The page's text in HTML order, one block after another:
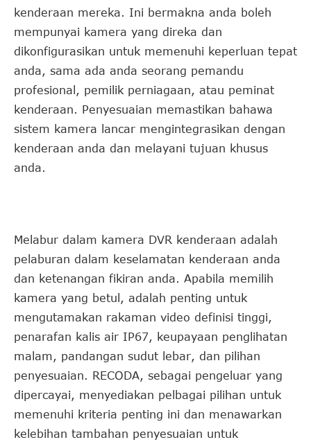
kenderaan mereka. Ini bermakna anda boleh
mempunyai kamera yang direka dan
dikonfigurasikan untuk memenuhi keperluan tepat
anda, sama ada anda seorang pemandu
profesional, pemilik perniagaan, atau peminat
kenderaan. Penyesuaian memastikan bahawa
sistem kamera lancar mengintegrasikan dengan
kenderaan anda dan melayani tujuan khusus
anda.
Melabur dalam kamera DVR kenderaan adalah
pelaburan dalam keselamatan kenderaan anda
dan ketenangan fikiran anda. Apabila memilih
kamera yang betul, adalah penting untuk
mengutamakan rakaman video definisi tinggi,
penarafan kalis air IP67, keupayaan penglihatan
malam, pandangan sudut lebar, dan pilihan
penyesuaian. RECODA, sebagai pengeluar yang
dipercayai, menyediakan pelbagai pilihan untuk
memenuhi kriteria penting ini dan menawarkan
kelebihan tambahan penyesuaian untuk